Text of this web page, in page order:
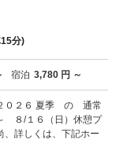
分)
宿泊 3,780 円 ～
０２６ 夏季 の 通常
８/１６（日）休憩プ
、詳しくは、下記ホー